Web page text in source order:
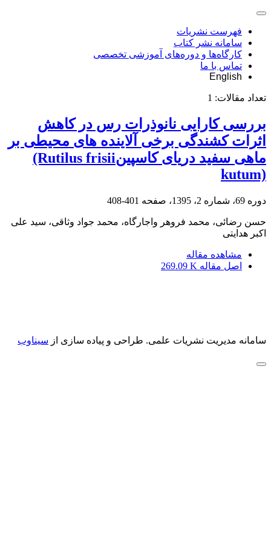
فهرست نشریات
سامانه نشر کتاب
کارگاه‌ها و دوره‌های آموزشی تخصصی
تماس با ما
English
تعداد مقالات: 1
بررسی کارایی نانوذرات رس در کاهش
اثرات کشندگی برخی آلاینده های ‏محیطی بر
ماهی سفید دریای کاسپین‎(Rutilus frisii
kutum)‎
دوره 69، شماره 2، 1395، صفحه 401-408
حسن رضائی، محمد فروهر واجارگاه، محمد جواد وثاقی، سید علی
اکبر هدایتی
مشاهده مقاله
اصل مقاله 269.09 K
سامانه مدیریت نشریات علمی. طراحی و پیاده سازی از سیناوب